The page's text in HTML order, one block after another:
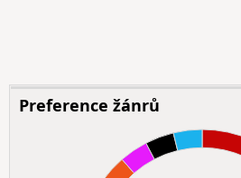
Preference žánrů